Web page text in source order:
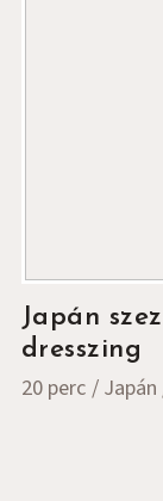
Japán
dresszing
20 perc Japán